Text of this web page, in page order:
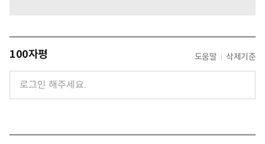
100자평 도움말 삭제기준